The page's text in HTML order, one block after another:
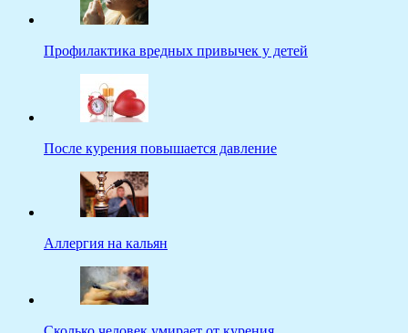
Профилактика вредных привычек у детей
После курения повышается давление
Аллергия на кальян